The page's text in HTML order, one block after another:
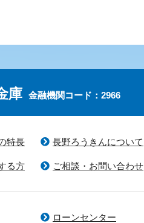
庫 金融機関コード：2966
特長 長野ろうきんについて
る方 ご相談・お問い合わせ
ローンセンター